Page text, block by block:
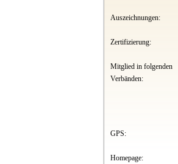
Auszeichnungen:
Zertifizierung:
Mitglied in folgenden
Verbänden:
GPS:
Homepage: